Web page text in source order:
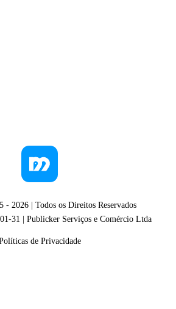
- 2026 | Todos os Direitos Reservados
31 | Publicker Serviços e Comércio Ltda
de Privacidade